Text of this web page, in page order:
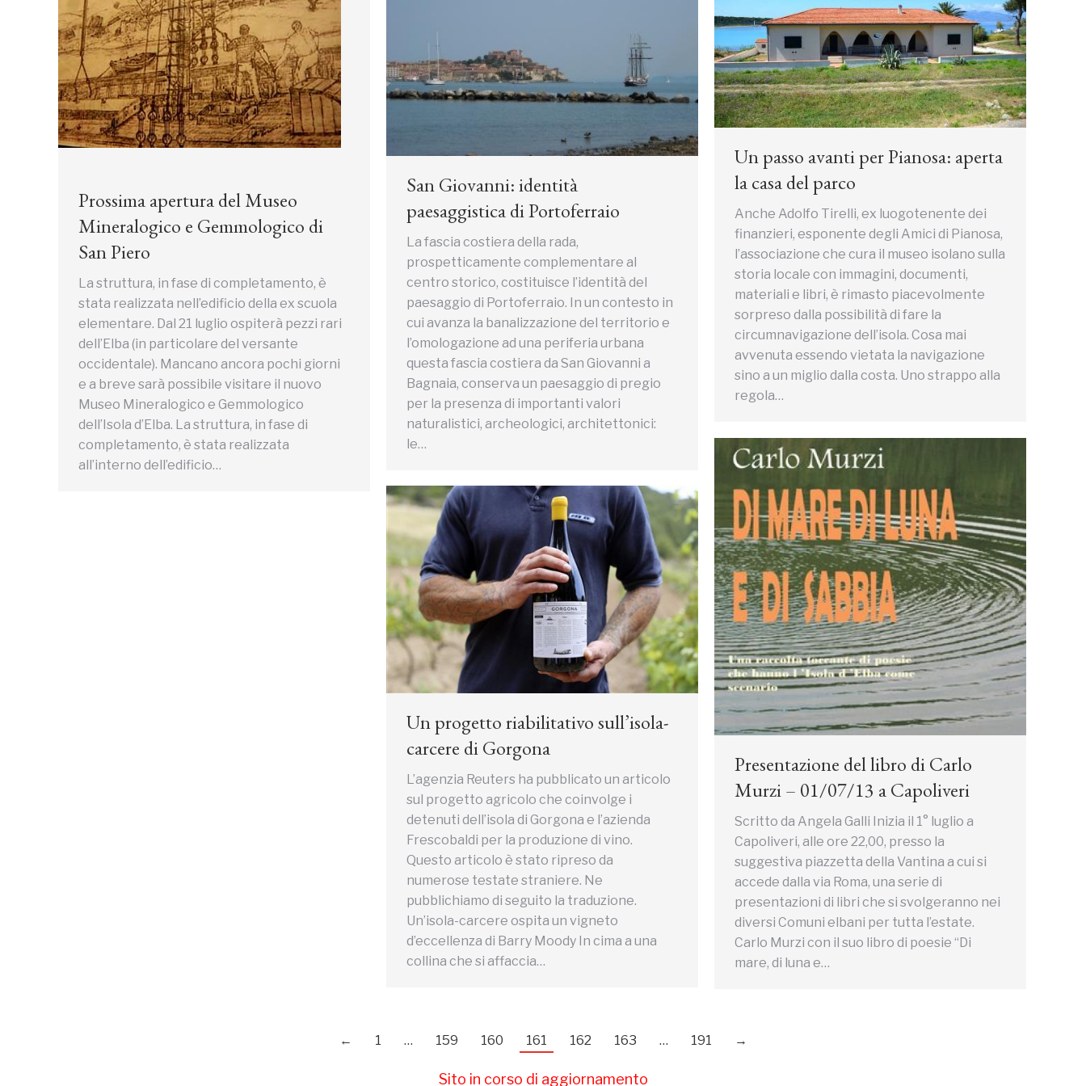
Prossima apertura del Museo
Mineralogico e Gemmologico di
San Piero
La struttura, in fase di completamento, è
stata realizzata nell’edificio della ex scuola
elementare. Dal 21 luglio ospiterà pezzi rari
dell’Elba (in particolare del versante
occidentale). Mancano ancora pochi giorni
e a breve sarà possibile visitare il nuovo
Museo Mineralogico e Gemmologico
dell’Isola d’Elba. La struttura, in fase di
completamento, è stata realizzata
all’interno dell’edificio…
San Giovanni: identità
paesaggistica di Portoferraio
La fascia costiera della rada,
prospetticamente complementare al
centro storico, costituisce l’identità del
paesaggio di Portoferraio. In un contesto in
cui avanza la banalizzazione del territorio e
l’omologazione ad una periferia urbana
questa fascia costiera da San Giovanni a
Bagnaia, conserva un paesaggio di pregio
per la presenza di importanti valori
naturalistici, archeologici, architettonici:
le…
Un passo avanti per Pianosa: aperta
la casa del parco
Anche Adolfo Tirelli, ex luogotenente dei
finanzieri, esponente degli Amici di Pianosa,
l’associazione che cura il museo isolano sulla
storia locale con immagini, documenti,
materiali e libri, è rimasto piacevolmente
sorpreso dalla possibilità di fare la
circumnavigazione dell’isola. Cosa mai
avvenuta essendo vietata la navigazione
sino a un miglio dalla costa. Uno strappo alla
regola…
Presentazione del libro di Carlo
Murzi – 01/07/13 a Capoliveri
Scritto da Angela Galli Inizia il 1° luglio a
Capoliveri, alle ore 22,00, presso la
suggestiva piazzetta della Vantina a cui si
accede dalla via Roma, una serie di
presentazioni di libri che si svolgeranno nei
diversi Comuni elbani per tutta l’estate.
Carlo Murzi con il suo libro di poesie “Di
mare, di luna e…
Un progetto riabilitativo sull’isola-
carcere di Gorgona
L’agenzia Reuters ha pubblicato un articolo
sul progetto agricolo che coinvolge i
detenuti dell’isola di Gorgona e l’azienda
Frescobaldi per la produzione di vino.
Questo articolo è stato ripreso da
numerose testate straniere. Ne
pubblichiamo di seguito la traduzione.
Un’isola-carcere ospita un vigneto
d’eccellenza di Barry Moody In cima a una
collina che si affaccia…
← 1 … 159 160 161 162 163 … 191 →
Sito in corso di aggiornamento